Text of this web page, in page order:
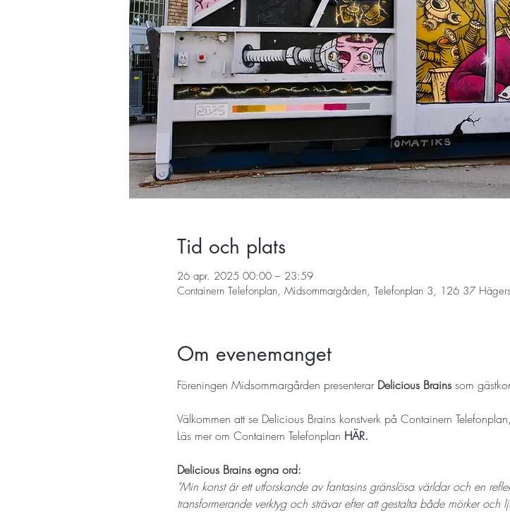
Tid och plats
26 apr. 2025 00:00 – 23:59
Containern Telefonplan, Midsommargården, Telefonplan 3, 126 37
Om evenemanget
Föreningen Midsommargården presenterar Delicious Brains som
Välkommen att se Delicious Brains konstverk på Containern
Läs mer om Containern Telefonplan HÄR.
Delicious Brains egna ord:
"Min konst är ett utforskande av fantasins gränslösa världar och en
transformerande verktyg och strävar efter att gestalta både mörker